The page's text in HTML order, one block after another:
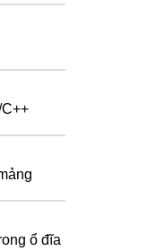
ổ đĩa